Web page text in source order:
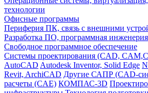
технологии
Офисные программы
Периферия ПК, связь с внешними
Разработка ПО, программная инженерия
Свободное программное обеспечение
Системы проектирования (CAD,
AutoCAD Autodesk Inventor, Solid Edge
Revit, ArchiCAD Другие САПР (CAD-
расчеты (CAE) КОМПАС-3D